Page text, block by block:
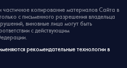
копирование материалов Сайта в
с письменного разрешения владельца
виновные лица могут быть
с действующим
рекомендательные технологии в